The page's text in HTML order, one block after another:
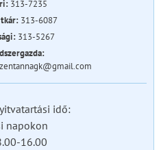
313-7235
313-6087
313-5267
idő:
napokon
16.00